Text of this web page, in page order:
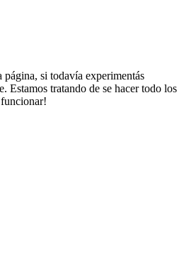
página, si todavía experimentás
Estamos tratando de se hacer todo los